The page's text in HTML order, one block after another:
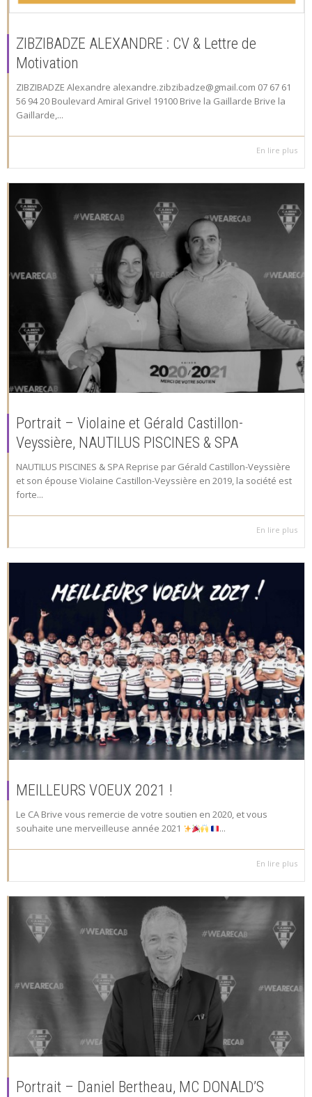
ZIBZIBADZE ALEXANDRE : CV & Lettre de
Motivation
ZIBZIBADZE Alexandre alexandre.zibzibadze@gmail.com 07 67 61
56 94 20 Boulevard Amiral Grivel 19100 Brive la Gaillarde Brive la
Gaillarde,...
En lire plus
Portrait – Violaine et Gérald Castillon-
Veyssière, NAUTILUS PISCINES & SPA
NAUTILUS PISCINES & SPA Reprise par Gérald Castillon-Veyssière
et son épouse Violaine Castillon-Veyssière en 2019, la société est
forte...
En lire plus
MEILLEURS VOEUX 2021 !
Le CA Brive vous remercie de votre soutien en 2020, et vous
souhaite une merveilleuse année 2021
...
En lire plus
Portrait – Daniel Bertheau, MC DONALD’S